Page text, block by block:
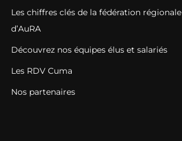
Les chiffres clés de la fédération régionale
d’AuRA
Découvrez nos équipes élus et salariés
Les RDV Cuma
Nos partenaires